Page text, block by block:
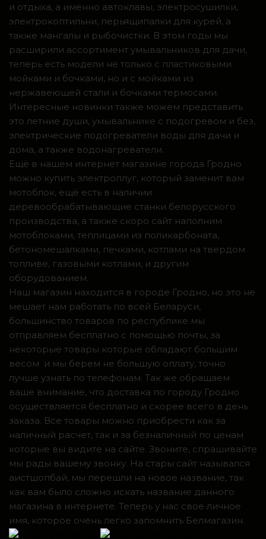
и отдыха, а именно автоклавы, электросушилки,
электрокоптильни, перьящипалки для курей, а
также мангалы и рыбочистки. В этом годы мы
расширили ассортимент умывальников для дачи,
теперь есть модели не только с пластиковыми
мойками и бочками, но и с мойками из
нержавеющей стали и бочками термосами.
Интересные новинки также можем представить
это летние души, умывальнике с подогревом и без,
электрические подогреватели воды для дачи и
дома, а также водонагреватели.
Ещё в нашем интернет магазине города Гродно
можно купить электроплуг, который заменит вам
мотоблок, ещё есть в наличии
деревообрабатывающие станки белорусского
производства, а также скоро сайт наполним
мотоблоками, теплицами из поликарбоната,
бетономешалками, печками, котлами на твердом
топливе, газовыми котлами, и другим
оборудованием.
Наш магазин находится в городе Гродно, но это не
мешает нам работать по всей Беларуси,
большинство товаров по республике мы
отправляем бесплатно с помощью почты, за
некоторые товары которые обладают большим
весом и мы берем не большую оплату, точно
лучше узнать по телефонам. Так же обращаем
ваше внимание, что доставка по городу Гродно
осуществляется бесплатно и скорее всего в день
заказа. Все товары можно приобрести как за
наличный расчет, так и за безналичный по ценам
которые вы видите на сайте. Звоните, спрашивайте
мы рады вашему звонку. На стары сайт назывался
аистшопбай, мы перешли на новое название, так
как вам было сложно искать название данного
магазина в интернете. Теперь у нас свое личное
имя, которое очень легко запомнить Белмагазин.